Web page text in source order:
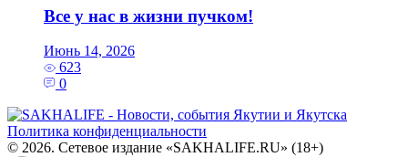
Все у нас в жизни пучком!
Июнь 14, 2026
623
0
Политика конфиденциальности
© 2026. Сетевое издание «SAKHALIFE.RU» (18+)